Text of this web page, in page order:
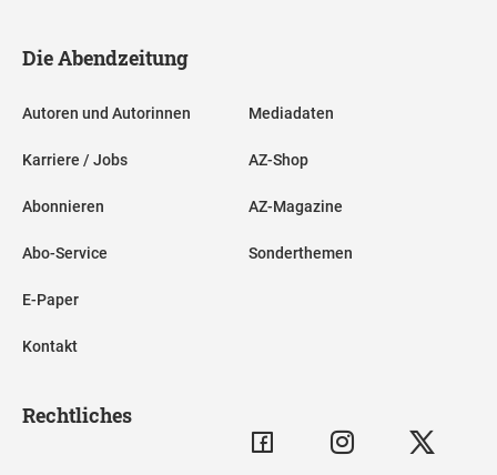
Die Abendzeitung
Autoren und Autorinnen
Karriere / Jobs
Abonnieren
Abo-Service
E-Paper
Kontakt
Mediadaten
AZ-Shop
AZ-Magazine
Sonderthemen
Rechtliches